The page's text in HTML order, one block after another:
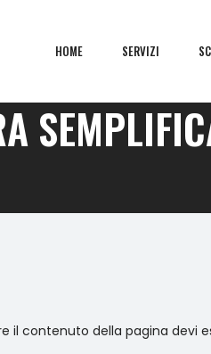
HOME SERVIZI
il contenuto della pagina devi